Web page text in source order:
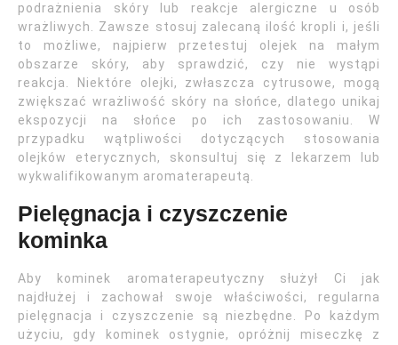
podrażnienia skóry lub reakcje alergiczne u osób
wrażliwych. Zawsze stosuj zalecaną ilość kropli i, jeśli
to możliwe, najpierw przetestuj olejek na małym
obszarze skóry, aby sprawdzić, czy nie wystąpi
reakcja. Niektóre olejki, zwłaszcza cytrusowe, mogą
zwiększać wrażliwość skóry na słońce, dlatego unikaj
ekspozycji na słońce po ich zastosowaniu. W
przypadku wątpliwości dotyczących stosowania
olejków eterycznych, skonsultuj się z lekarzem lub
wykwalifikowanym aromaterapeutą.
Pielęgnacja i czyszczenie
kominka
Aby kominek aromaterapeutyczny służył Ci jak
najdłużej i zachował swoje właściwości, regularna
pielęgnacja i czyszczenie są niezbędne. Po każdym
użyciu, gdy kominek ostygnie, opróżnij miseczkę z